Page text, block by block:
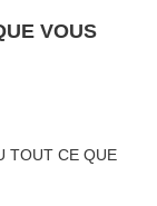
VOUS